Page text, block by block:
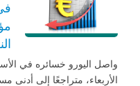
واصل اليورو خسائره في
الأربعاء، متراجعًا إلى أدنى